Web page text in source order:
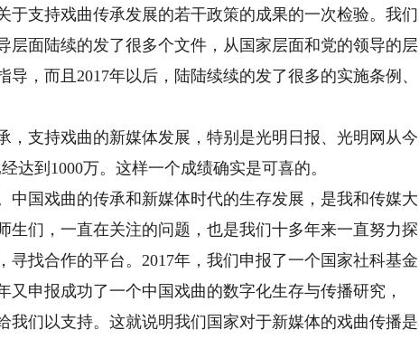
支持戏曲传承发展的若干政策的成果的一次检验。我们
层面陆续的发了很多个文件，从国家层面和党的领导的层
，而且2017年以后，陆陆续续的发了很多的实施条例、
支持戏曲的新媒体发展，特别是光明日报、光明网从今
达到1000万。这样一个成绩确实是可喜的。
国戏曲的传承和新媒体时代的生存发展，是我和传媒大
生们，一直在关注的问题，也是我们十多年来一直努力探
找合作的平台。2017年，我们申报了一个国家社科基金
又申报成功了一个中国戏曲的数字化生存与传播研究，
我们以支持。这就说明我们国家对于新媒体的戏曲传播是